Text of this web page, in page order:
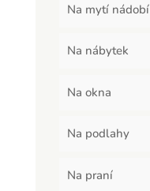
Na mytí nádobí
Na nábytek
Na okna
Na podlahy
Na praní